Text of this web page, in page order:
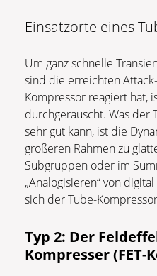
Einsatzorte eines
Um ganz schnelle
sind die erreichten
Kompressor reagiert hat,
durchgerauscht. Was der
sehr gut kann, ist die
größeren Rahmen zu
Subgruppen oder im
„Analogisieren“ von
sich der Tube-
Typ 2: Der
Kompresser (FET-